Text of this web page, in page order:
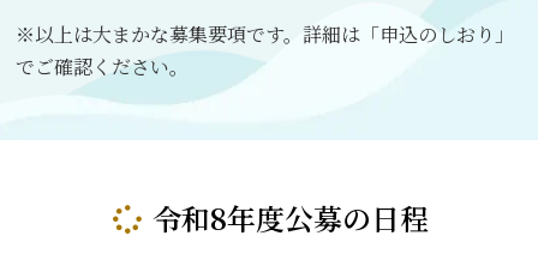
※以上は大まかな募集要項です。詳細は「申込のしおり」
でご確認ください。
令和8年度公募の日程